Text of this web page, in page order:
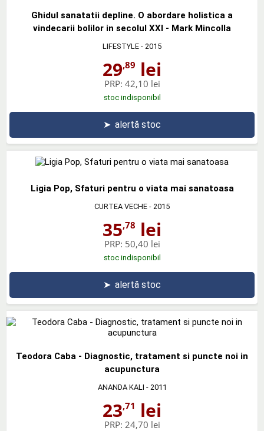
Ghidul sanatatii depline. O abordare holistica a
vindecarii bolilor in secolul XXI - Mark Mincolla
LIFESTYLE - 2015
29,89 lei
PRP: 42,10 lei
stoc indisponibil
➤ alertă stoc
Ligia Pop, Sfaturi pentru o viata mai sanatoasa
CURTEA VECHE - 2015
35,78 lei
PRP: 50,40 lei
stoc indisponibil
➤ alertă stoc
Teodora Caba - Diagnostic, tratament si puncte noi in
acupunctura
ANANDA KALI - 2011
23,71 lei
PRP: 24,70 lei